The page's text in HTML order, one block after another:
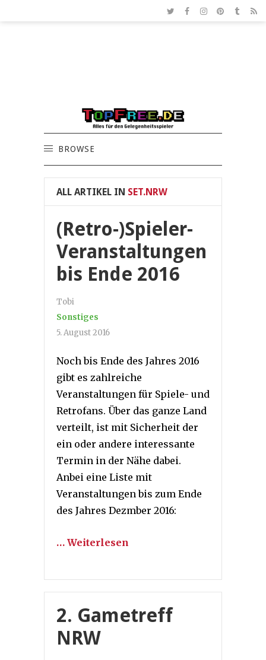
BROWSE
ALL ARTIKEL IN SET.NRW
(Retro-)Spieler-
Veranstaltungen
bis Ende 2016
Tobi
Sonstiges
5. August 2016
Noch bis Ende des Jahres 2016
gibt es zahlreiche
Veranstaltungen für Spiele- und
Retrofans. Über das ganze Land
verteilt, ist mit Sicherheit der
ein oder andere interessante
Termin in der Nähe dabei.
Anbei eine Liste mit
Veranstaltungen bis zum Ende
des Jahres Dezmber 2016:
… Weiterlesen
2. Gametreff
NRW